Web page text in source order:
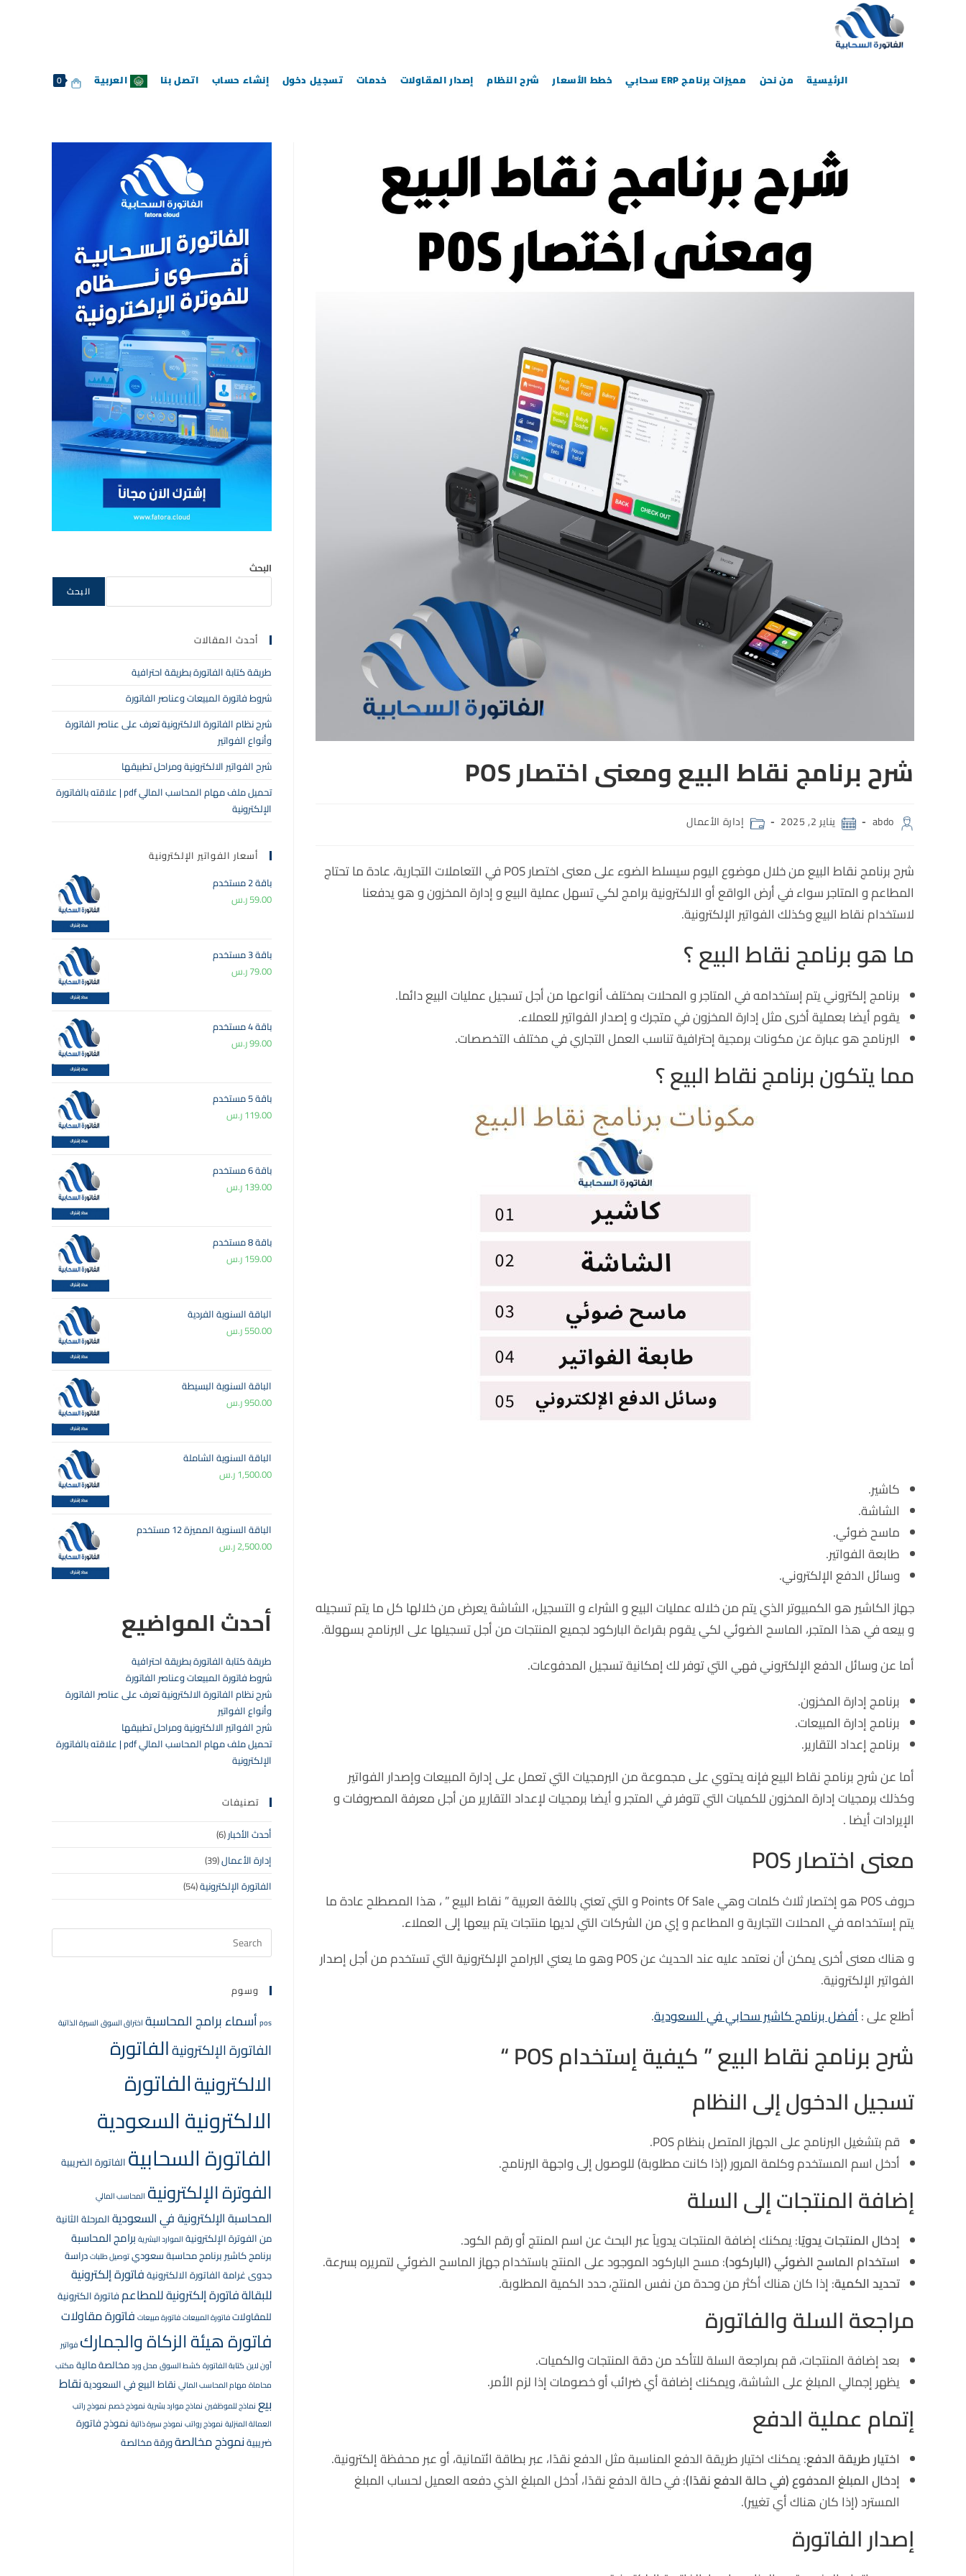
الرئيسية من نحن مميزات برنامج ERP سحابي خطط الأسعار شرح النظام إصدار المقاولات خدمات تسجيل دخول إنشاء حساب اتصل بنا العربية 0
شرح برنامج نقاط البيع ومعنى اختصار POS
abdo يناير 2, 2025 إدارة الأعمال
شرح برنامج نقاط البيع من خلال موضوع اليوم سيسلط الضوء على معنى اختصار POS في التعاملات التجارية، عادة ما تحتاج
المطاعم و المتاجر سواء في أرض الواقع أو الالكترونية برامج لكي تسهل عملية البيع و إدارة المخزون و هو يدفعنا
لاستخدام نقاط البيع وكذلك الفواتير الإلكترونية.
ما هو برنامج نقاط البيع ؟
برنامج إلكتروني يتم إستخدامه في المتاجر و المحلات بمختلف أنواعها من أجل تسجيل عمليات البيع دائما.
يقوم أيضا بعملية أخرى مثل إدارة المخزون في متجرك و إصدار الفواتير للعملاء.
البرنامج هو عبارة عن مكونات برمجية إحترافية تناسب العمل التجاري في مختلف التخصصات.
مما يتكون برنامج نقاط البيع ؟
كاشير.
الشاشة.
ماسح ضوئي.
طابعة الفواتير.
وسائل الدفع الإلكتروني.
جهاز الكاشير هو الكمبيوتر الذي يتم من خلاله عمليات البيع و الشراء و التسجيل، الشاشة يعرض من خلالها كل ما يتم تسجيله
و بيعه في هذا المتجر، الماسح الضوئي لكي يقوم بقراءة الباركود لجميع المنتجات من أجل تسجيلها على البرنامج بسهولة.
أما عن وسائل الدفع الإلكتروني فهي التي توفر لك إمكانية تسجيل المدفوعات.
برنامج إدارة المخزون.
برنامج إدارة المبيعات.
برنامج إعداد التقارير.
أما عن شرح برنامج نقاط البيع فإنه يحتوي على مجموعة من البرمجيات التي تعمل على إدارة المبيعات وإصدار الفواتير
وكذلك برمجيات إدارة المخزون للكميات التي تتوفر في المتجر و أيضا برمجيات لإعداد التقارير من أجل معرفة المصروفات و
الإيرادات أيضا .
معنى اختصار POS
حروف POS هو إختصار ثلاث كلمات وهي Points Of Sale و التي تعني باللغة العربية ” نقاط البيع ” ، هذا المصطلح عادة ما
يتم إستخدامه في المحلات التجارية و المطاعم و إي من الشركات التي لديها منتجات يتم بيعها إلى العملاء.
و هناك معنى أخرى يمكن أن نعتمد عليه عند الحديث عن POS وهو ما يعني البرامج الإلكترونية التي تستخدم من أجل إصدار
الفواتير الإلكترونية.
أطلع على :أفضل برنامج كاشير سحابي في السعودية.
شرح برنامج نقاط البيع ” كيفية إستخدام POS “
تسجيل الدخول إلى النظام
قم بتشغيل البرنامج على الجهاز المتصل بنظام POS.
أدخل اسم المستخدم وكلمة المرور (إذا كانت مطلوبة) للوصول إلى واجهة البرنامج.
إضافة المنتجات إلى السلة
إدخال المنتجات يدويًا: يمكنك إضافة المنتجات يدوياً عبر البحث عن اسم المنتج أو رقم الكود.
استخدام الماسح الضوئي (الباركود): مسح الباركود الموجود على المنتج باستخدام جهاز الماسح الضوئي لتمريره بسرعة.
تحديد الكمية: إذا كان هناك أكثر من وحدة من نفس المنتج، حدد الكمية المطلوبة.
مراجعة السلة والفاتورة
بعد إضافة المنتجات، قم بمراجعة السلة للتأكد من دقة المنتجات والكميات.
يظهر إجمالي المبلغ على الشاشة، ويمكنك إضافة أي ضرائب أو خصومات إذا لزم الأمر.
إتمام عملية الدفع
اختيار طريقة الدفع: يمكنك اختيار طريقة الدفع المناسبة مثل الدفع نقدًا، عبر بطاقة ائتمانية، أو عبر محفظة إلكترونية.
إدخال المبلغ المدفوع (في حالة الدفع نقدًا): في حالة الدفع نقدًا، أدخل المبلغ الذي دفعه العميل لحساب المبلغ
المسترد (إذا كان هناك أي تغيير).
إصدار الفاتورة
البحث
البحث
أحدث المقالات
طريقة كتابة الفاتورة بطريقة احترافية
شروط فاتورة المبيعات وعناصر الفاتورة
شرح نظام الفاتورة الالكترونية تعرف على عناصر الفاتورة
وأنواع الفواتير
شرح الفواتير الالكترونية ومراحل تطبيقها
تحميل ملف مهام المحاسب المالي pdf | علاقته بالفاتورة
الإلكترونية
أسعار الفواتير الإلكترونية
باقة 2 مستخدم
59.00ر.س
باقة 3 مستخدم
79.00ر.س
باقة 4 مستخدم
99.00ر.س
باقة 5 مستخدم
119.00ر.س
باقة 6 مستخدم
139.00ر.س
باقة 8 مستخدم
159.00ر.س
الباقة السنوية الفردية
550.00ر.س
الباقة السنوية البسيطة
950.00ر.س
الباقة السنوية الشاملة
1,500.00ر.س
الباقة السنوية المميزة 12 مستخدم
2,500.00ر.س
أحدث المواضيع
طريقة كتابة الفاتورة بطريقة احترافية
شروط فاتورة المبيعات وعناصر الفاتورة
شرح نظام الفاتورة الالكترونية تعرف على عناصر الفاتورة
وأنواع الفواتير
شرح الفواتير الالكترونية ومراحل تطبيقها
تحميل ملف مهام المحاسب المالي pdf | علاقته بالفاتورة
الإلكترونية
تصنيفات
أحدث الأخبار(6)
إدارة الأعمال(39)
الفاتورة الإلكترونية(54)
وسوم
pos أسماء برامج المحاسبة اختراق السوق السيرة الذاتية
الفاتورة الإلكترونيةالفاتورة
الالكترونيةالفاتورة
الالكترونية السعودية
الفاتورة السحابية الفاتورة الضريبية
الفوترة الإلكترونية المحاسب المالي
المحاسبة الإلكترونية في السعوديةالمرحلة الثانية
من الفوترة الإلكترونية الموارد البشرية برامج المحاسبة
برنامج كاشيربرنامج محاسبة سعوديتوصيل طلباتدراسة
جدوىغرامة الفاتورة الالكترونيةفاتورة إلكترونية
للبقالةفاتورة إلكترونية للمطاعمفاتورة الكترونية
للمقاولاتفاتورة المبيعاتفاتورة مبيعات فاتورة مقاولات
فاتورة هيئة الزكاة والجمارك فواتير
أون لاين كتابة الفاتورة كشط السوق محل وردمخالصة مالية مكتب
محاماة مهام المحاسب المالي نقاط البيع في السعوديةنقاط
بيع نماذج للموظفين نماذج موارد بشرية نموذج خصم نموذج راتب
العمالة المنزلية نموذج رواتب نموذج سيرة ذاتية نموذج فاتورة
ضريبيةنموذج مخالصةورقة مخالصة